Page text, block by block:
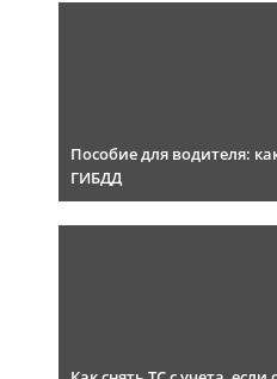
Пособие для водителя:
ГИБДД